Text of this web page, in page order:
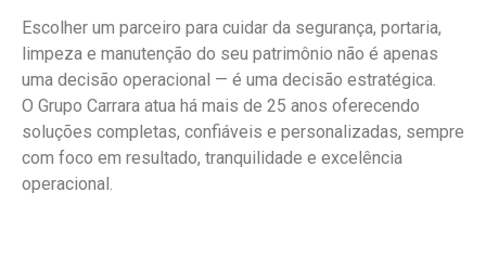
Escolher um parceiro para cuidar da segurança, portaria,
limpeza e manutenção do seu patrimônio não é apenas
uma decisão operacional — é uma decisão estratégica.
O Grupo Carrara atua há mais de 25 anos oferecendo
soluções completas, confiáveis e personalizadas, sempre
com foco em resultado, tranquilidade e excelência
operacional.